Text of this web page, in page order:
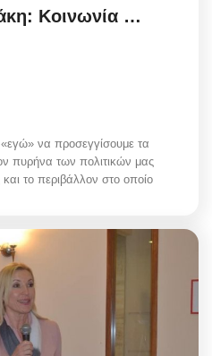
Κοινωνία …
να προσεγγίσουμε τα
πυρήνα των πολιτικών μας
το περιβάλλον στο οποίο